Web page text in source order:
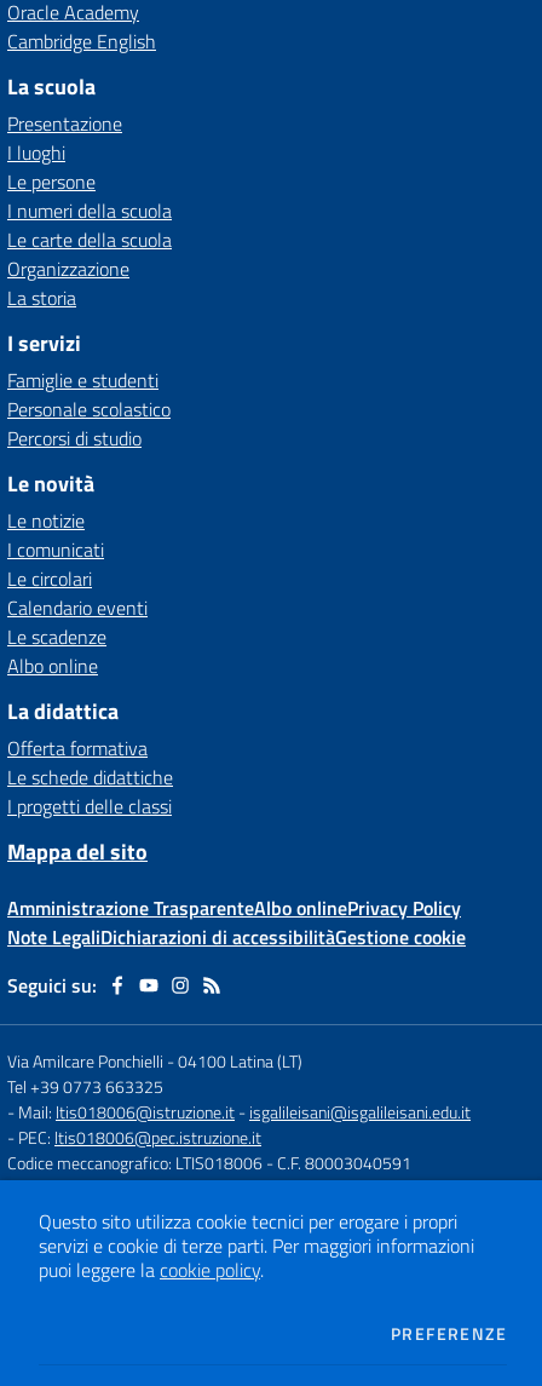
Oracle Academy
Cambridge English
La scuola
Presentazione
I luoghi
Le persone
I numeri della scuola
Le carte della scuola
Organizzazione
La storia
I servizi
Famiglie e studenti
Personale scolastico
Percorsi di studio
Le novità
Le notizie
I comunicati
Le circolari
Calendario eventi
Le scadenze
Albo online
La didattica
Offerta formativa
Le schede didattiche
I progetti delle classi
Mappa del sito
Amministrazione TrasparenteAlbo onlinePrivacy Policy
Note LegaliDichiarazioni di accessibilitàGestione cookie
Seguici su:
Via Amilcare Ponchielli -04100 Latina (LT)
Tel +39 0773 663325
- Mail: ltis018006@istruzione.it-isgalileisani@isgalileisani.edu.it
- PEC: ltis018006@pec.istruzione.it
Codice meccanografico: LTIS018006- C.F. 80003040591
Codice Meccanografico: ltis018006- Codice Univoco ufficio: UF53KR
Codice IPA: ISTSC_LTIS018006
- Obiettivi di accessibilità:https://form.agid.gov.it/istsc_ltis018006/
SCUOLASTICO
Questo sito utilizza cookie tecnici per erogare i propri
servizi e cookie di terze parti. Per maggiori informazioni
puoi leggere lacookie policy.
PREFERENZE